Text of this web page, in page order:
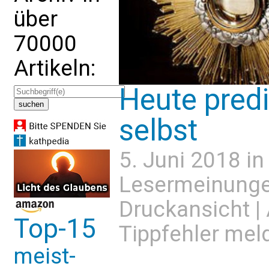
über
70000
Artikeln:
Top-15
meist-
Heute
selbst
5. Juni 2018 in
Druckansicht |
Tippfehler